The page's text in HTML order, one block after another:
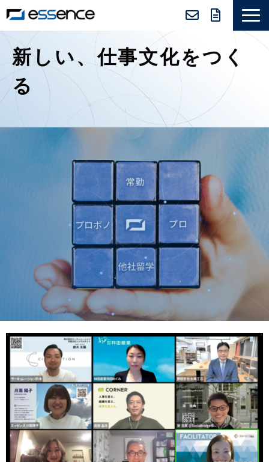
ニュース＆トピックス
会社紹介
導入事例
新しい、仕事文化をつく
る